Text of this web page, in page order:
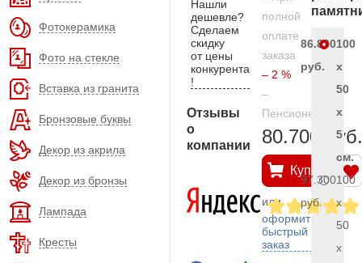
Фотокерамика
Фото на стекле
Вставка из гранита
Бронзовые буквы
Декор из акрила
Декор из бронзы
Лампада
Кресты
Нашли
дешевле?
Сделаем
скидку
от цены
конкурента
!
Отзывы
о
компании
полной
оплате
заказа
– 2 %
–
Пенсионерам
80.700 руб.
Купить
или
оформить
быстрый
заказ
86.800
руб.
100
x
50
x
5
см.
97.300
руб.
100
x
50
x